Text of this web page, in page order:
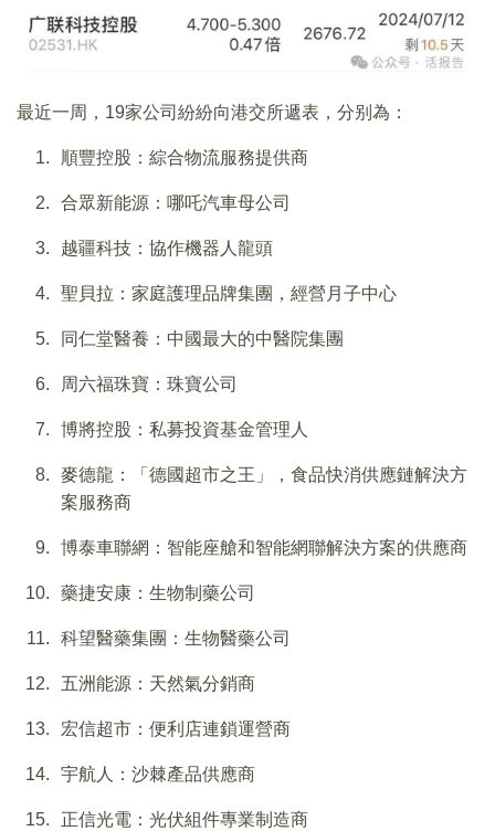
最近一周，19家公司紛紛向港交所遞表，分别為：
順豐控股：綜合物流服務提供商
合眾新能源：哪吒汽車母公司
越疆科技：協作機器人龍頭
聖貝拉：家庭護理品牌集團，經營月子中心
同仁堂醫養：中國最大的中醫院集團
周六福珠寶：珠寶公司
博將控股：私募投資基金管理人
麥德龍：「德國超市之王」，食品快消供應鏈解決方
案服務商
博泰車聯網：智能座艙和智能網聯解決方案的供應商
藥捷安康：生物制藥公司
科望醫藥集團：生物醫藥公司
五洲能源：天然氣分銷商
宏信超市：便利店連鎖運營商
宇航人：沙棘產品供應商
正信光電：光伏組件專業制造商